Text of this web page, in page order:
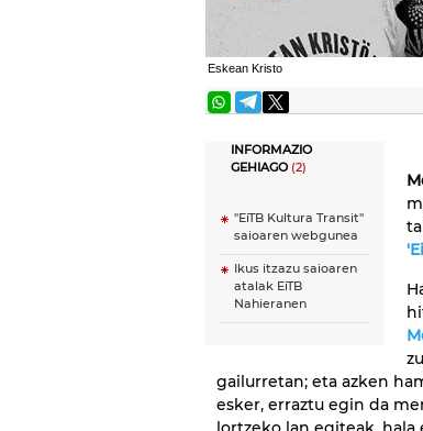
Eskean Kristo
INFORMAZIO
GEHIAGO(2)
"EiTB Kultura Transit"
saioaren webgunea
Ikus itzazu saioaren
atalak EiTB
Nahieranen
gailurretan; eta azken
esker, erraztu egin da